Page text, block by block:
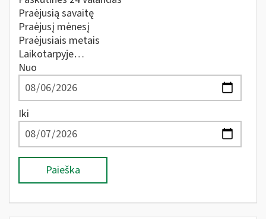
Praėjusią savaitę
Praėjusį mėnesį
Praėjusiais metais
Laikotarpyje…
Nuo
Iki
Paieška